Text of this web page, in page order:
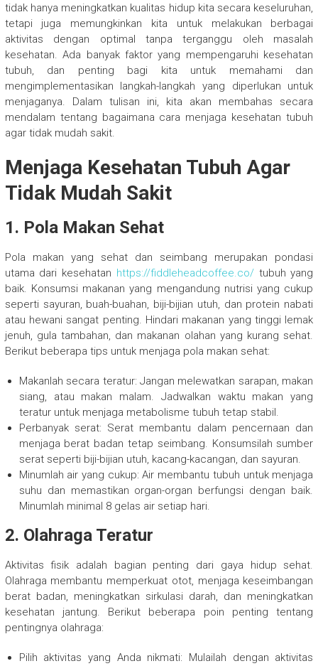
tidak hanya meningkatkan kualitas hidup kita secara keseluruhan,
tetapi juga memungkinkan kita untuk melakukan berbagai
aktivitas dengan optimal tanpa terganggu oleh masalah
kesehatan. Ada banyak faktor yang mempengaruhi kesehatan
tubuh, dan penting bagi kita untuk memahami dan
mengimplementasikan langkah-langkah yang diperlukan untuk
menjaganya. Dalam tulisan ini, kita akan membahas secara
mendalam tentang bagaimana cara menjaga kesehatan tubuh
agar tidak mudah sakit.
Menjaga Kesehatan Tubuh Agar
Tidak Mudah Sakit
1. Pola Makan Sehat
Pola makan yang sehat dan seimbang merupakan pondasi
utama dari kesehatan https://fiddleheadcoffee.co/tubuh yang
baik. Konsumsi makanan yang mengandung nutrisi yang cukup
seperti sayuran, buah-buahan, biji-bijian utuh, dan protein nabati
atau hewani sangat penting. Hindari makanan yang tinggi lemak
jenuh, gula tambahan, dan makanan olahan yang kurang sehat.
Berikut beberapa tips untuk menjaga pola makan sehat:
Makanlah secara teratur: Jangan melewatkan sarapan, makan
siang, atau makan malam. Jadwalkan waktu makan yang
teratur untuk menjaga metabolisme tubuh tetap stabil.
Perbanyak serat: Serat membantu dalam pencernaan dan
menjaga berat badan tetap seimbang. Konsumsilah sumber
serat seperti biji-bijian utuh, kacang-kacangan, dan sayuran.
Minumlah air yang cukup: Air membantu tubuh untuk menjaga
suhu dan memastikan organ-organ berfungsi dengan baik.
Minumlah minimal 8 gelas air setiap hari.
2. Olahraga Teratur
Aktivitas fisik adalah bagian penting dari gaya hidup sehat.
Olahraga membantu memperkuat otot, menjaga keseimbangan
berat badan, meningkatkan sirkulasi darah, dan meningkatkan
kesehatan jantung. Berikut beberapa poin penting tentang
pentingnya olahraga:
Pilih aktivitas yang Anda nikmati: Mulailah dengan aktivitas